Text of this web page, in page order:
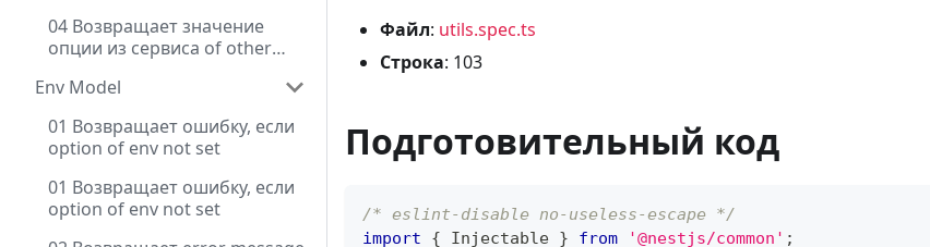
04 Возвращает значение
опции из сервиса of other
Env Model
01 Возвращает ошибку, если
option of env not set
01 Возвращает ошибку, если
option of env not set
Файл: utils.spec.ts
Строка: 103
Подготовительный код
/* eslint-disable no-useless-escape */
import
{ Injectable } from '@nestjs/common' ;